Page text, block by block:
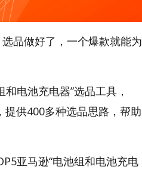
品做好了，一个爆款就能为
电池充电器”选品工具，
提供400多种选品思路，帮助
亚马逊“电池组和电池充电